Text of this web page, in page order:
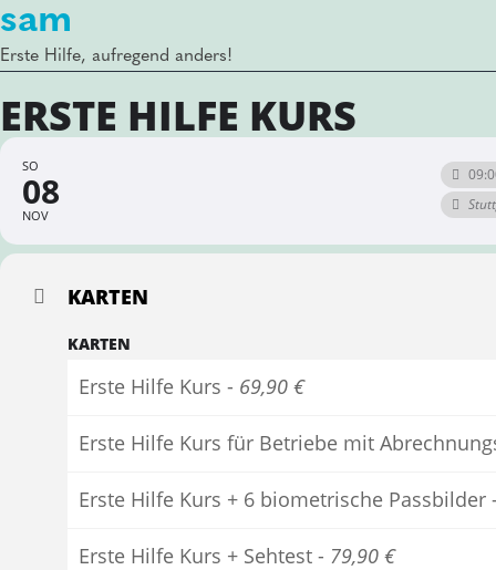
sam
Erste Hilfe, aufregend anders!
ERSTE HILFE KURS
SO
08
NOV
KARTEN
KARTEN
Erste Hilfe Kurs - 69,90 €
Erste Hilfe Kurs für Betriebe mit
Erste Hilfe Kurs + 6 biometrische Passbilder
Erste Hilfe Kurs + Sehtest - 79,90 €